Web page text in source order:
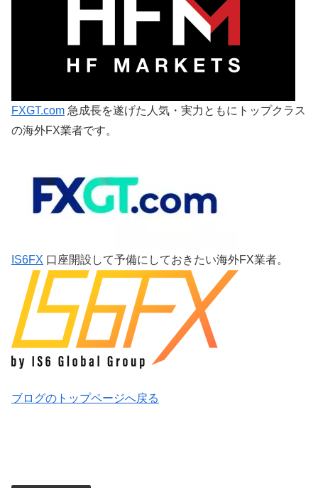
FXGT.com 急成長を遂げた人気・実力ともにトップクラス
の海外FX業者です。
IS6FX 口座開設して予備にしておきたい海外FX業者。
ブログのトップページへ戻る